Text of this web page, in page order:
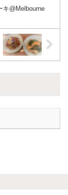
キ@Melbourne